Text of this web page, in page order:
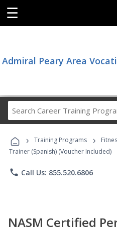
☰
Admiral Peary Area
Career
› Training Programs ›
Trainer (Spanish) (Voucher Included)
phone Call Us: 855.520.6806
NASM Certified